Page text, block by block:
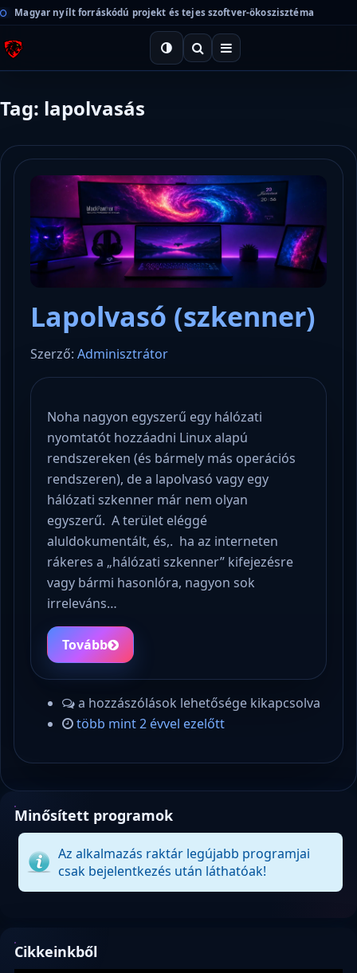
Magyar nyílt forráskódú projekt és tejes szoftver-ökoszisztéma
Tag: lapolvasás
Lapolvasó (szkenner)
Szerző: Adminisztrátor
Noha nagyon egyszerű egy hálózati
nyomtatót hozzáadni Linux alapú
rendszereken (és bármely más operációs
rendszeren), de a lapolvasó vagy egy
hálózati szkenner már nem olyan
egyszerű. A terület eléggé
aluldokumentált, és,. ha az interneten
rákeres a „hálózati szkenner” kifejezésre
vagy bármi hasonlóra, nagyon sok
irreleváns…
Tovább
a hozzászólások lehetősége kikapcsolva
több mint 2 évvel ezelőtt
Minősített programok
Az alkalmazás raktár legújabb programjai
csak bejelentkezés után láthatóak!
Cikkeinkből